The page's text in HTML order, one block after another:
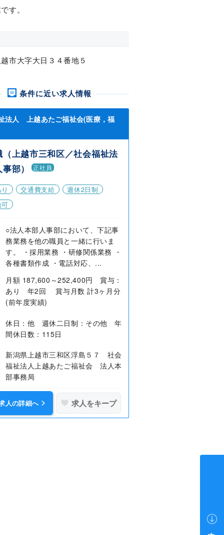
す。
市大字大日３４番地５
条件に近い求人情報
法人 上越あたご福祉会(医療，福
（上越市三和区／社会福祉法
部）
正社員
交通費支給
週休2日制
○法人本部人事部において、下記事
務業務を他の職員と一緒に行いま
す。 ・採用業務 ・研修関係業務 ・
各種書類作成 ・電話対応、...
月額 187,600～252,400円 賞与：
あり 年2回 賞与月数 計3ヶ月分
(前年度実績)
休日：他 週休二日制：その他 年
間休日数：115日
新潟県上越市三和区浮島５７ 社会
福祉法人上越あたご福祉会 法人本
部事務局
人の詳細へ 求人をキープ